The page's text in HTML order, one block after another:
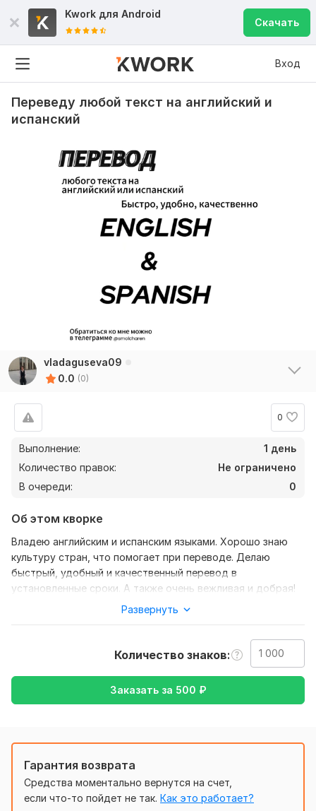
Kwork для Android
Скачать
Вход
Переведу любой текст на английский и
испанский
vladaguseva09
0.0 (0)
0
Выполнение:
1 день
Количество правок:
Не ограничено
В очереди:
0
Об этом кворке
Владею английским и испанским языками. Хорошо знаю
культуру стран, что помогает при переводе. Делаю
быстрый, удобный и качественный перевод в
установленные сроки. А также очень вежливая и добрая!
Связаться можно со мной в телеграмме @smolcharen
Если заинтересовало, пришлите мне в телеграмме текст в
письменном формате или в виде изображения, а также не
забудьте уточнить язык, на который требуется перевод,
с Русского на Английский
с Английского на Русский
Развернуть
Количество знаков
Заказать за 500 ₽
Гарантия возврата
Средства моментально вернутся на счет,
если что-то пойдет не так. Как это работает?